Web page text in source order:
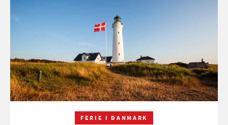
FERIE I DANMARK